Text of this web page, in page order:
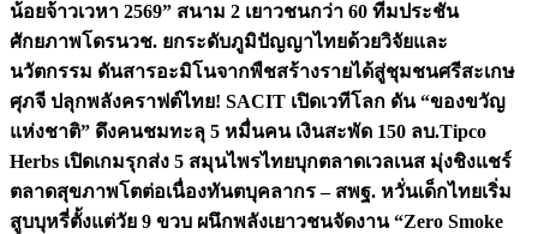
น้อยจ้าวเวหา 2569” สนาม 2 เยาวชนกว่า 60 ทีมประชัน
ศักยภาพโดรนวช. ยกระดับภูมิปัญญาไทยด้วยวิจัยและ
นวัตกรรม ดันสารอะมิโนจากพืชสร้างรายได้สู่ชุมชนศรีสะเกษ
ศุภจี ปลุกพลังคราฟต์ไทย! SACIT เปิดเวทีโลก ดัน “ของขวัญ
แห่งชาติ” ดึงคนชมทะลุ 5 หมื่นคน เงินสะพัด 150 ลบ.Tipco
Herbs เปิดเกมรุกส่ง 5 สมุนไพรไทยบุกตลาดเวลเนส มุ่งชิงแชร์
ตลาดสุขภาพโตต่อเนื่องทันตบุคลากร – สพฐ. หวั่นเด็กไทยเริ่ม
สูบบุหรี่ตั้งแต่วัย 9 ขวบ ผนึกพลังเยาวชนจัดงาน “Zero Smoke